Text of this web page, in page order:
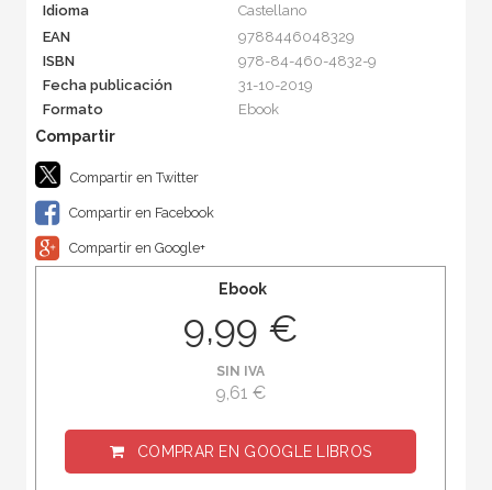
Idioma
Castellano
EAN
9788446048329
ISBN
978-84-460-4832-9
Fecha publicación
31-10-2019
Formato
Ebook
Compartir en Twitter
Compartir en Facebook
Compartir en Google+
Ebook
9,99 €
SIN IVA
9,61 €
COMPRAR EN GOOGLE LIBROS